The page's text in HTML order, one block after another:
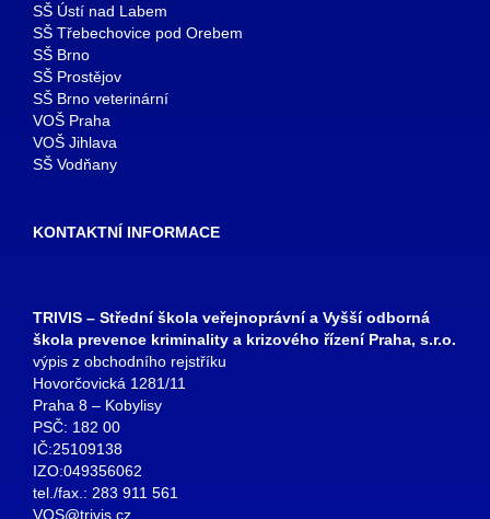
SŠ Ústí nad Labem
SŠ Třebechovice pod Orebem
SŠ Brno
SŠ Prostějov
SŠ Brno veterinární
VOŠ Praha
VOŠ Jihlava
SŠ Vodňany
KONTAKTNÍ INFORMACE
TRIVIS – Střední škola veřejnoprávní a Vyšší odborná
škola prevence kriminality a krizového řízení Praha, s.r.o.
výpis z obchodního rejstříku
Hovorčovická 1281/11
Praha 8 – Kobylisy
PSČ: 182 00
IČ:25109138
IZO:049356062
tel./fax.: 283 911 561
VOS@trivis.cz